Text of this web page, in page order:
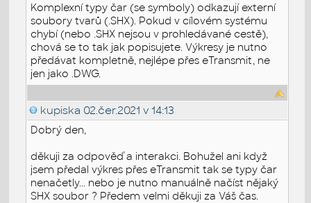
Komplexní typy čar (se symboly) odkazují externí
soubory tvarů (.SHX). Pokud v cílovém systému
chybí (nebo .SHX nejsou v prohledávané cestě),
chová se to tak jak popisujete. Výkresy je nutno
předávat kompletně, nejlépe přes eTransmit, ne
jen jako .DWG.
kupiska 02.čer.2021 v 14:13
Dobrý den,
děkuji za odpověď a interakci. Bohužel ani když
jsem předal výkres přes eTransmit tak se typy čar
nenačetly... nebo je nutno manuálně načíst nějaký
SHX soubor ? Předem velmi děkuji za Váš čas.